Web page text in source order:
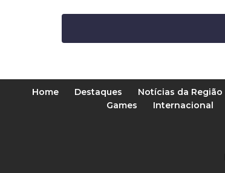
Home Destaques Notícias da Região
Games
Internacional